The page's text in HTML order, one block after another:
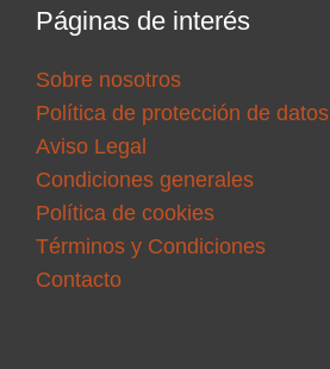
Páginas de interés
Sobre nosotros
Política de protección de datos
Aviso Legal
Condiciones generales
Política de cookies
Términos y Condiciones
Contacto